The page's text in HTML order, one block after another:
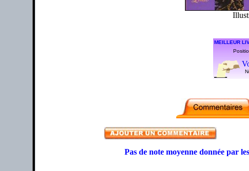
MEILLEUR
Pas de note moyenne donnée par